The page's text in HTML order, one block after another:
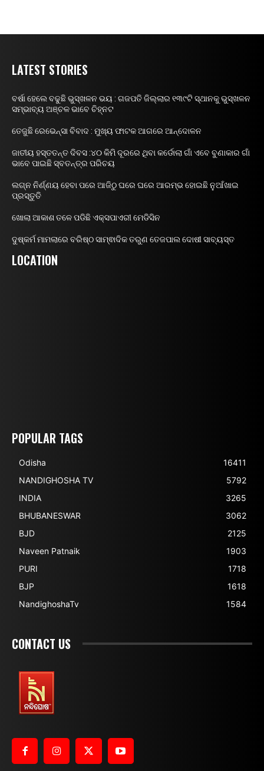
LATEST STORIES
ବର୍ଷା ହେଲେ ବଢୁଛି ଭୁସ୍ଖଳନ ଭୟ : ଗଜପତି ଜିଲ୍ଲାର ୧୩୯ଟି ସ୍ଥାନକୁ ଭୁସ୍ଖଳନ
ସମ୍ଭାବ୍ୟ ଅଞ୍ଚଳ ଭାବେ ଚିହ୍ନଟ
ତେଜୁଛି ରେଭେନ୍ସା ବିବାଦ : ମୁଖ୍ୟ ଫାଟକ ଆଗରେ ଆନ୍ଦୋଳନ
ଜାତୀୟ ହସ୍ତତନ୍ତ ଦିବସ :୪୦ କିମି ଦୂରରେ ଥିବା କର୍ଡୋଲା ଗାଁ ଏବେ ବୁଣାକାର ଗାଁ
ଭାବେ ପାଇଛି ସ୍ବତନ୍ତ୍ର ପରିଚୟ
ଲଗ୍ନ ନିର୍ଣ୍ଣୟ ହେବା ପରେ ଆଜିଠୁ ଘରେ ଘରେ ଆରମ୍ଭ ହୋଇଛି ନୁଆଁଖାଇ
ପ୍ରସ୍ତୁତି
ଖୋଲା ଆକାଶ ତଳେ ପଡିଛି ଏକ୍ସପାଏରୀ ମେଡିସିନ
ଦୁଷ୍କର୍ମ ମାମଲାରେ ବରିଷ୍ଠ ସାମ୍ଵାଦିକ ତରୁଣ ତେଜପାଲ ଦୋଷୀ ସାବ୍ୟସ୍ତ
LOCATION
POPULAR TAGS
Odisha
16411
NANDIGHOSHA TV
5792
INDIA
3265
BHUBANESWAR
3062
BJD
2125
Naveen Patnaik
1903
PURI
1718
BJP
1618
NandighoshaTv
1584
CONTACT US